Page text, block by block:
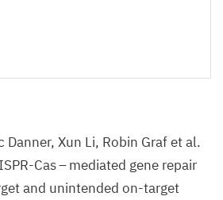
Danner, Xun Li, Robin Graf et al.
Cas – mediated gene repair
and unintended on-target